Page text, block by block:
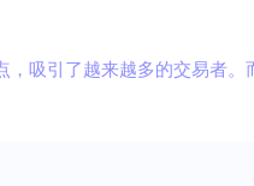
吸引了越来越多的交易者